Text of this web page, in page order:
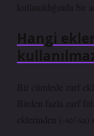
kullanıldığında bir
Hangi
Bir cümlede zarf
Birden fazla zarf
eklerinden (-se/-sa)